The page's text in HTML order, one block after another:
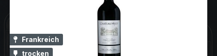
Frankreich
trocken